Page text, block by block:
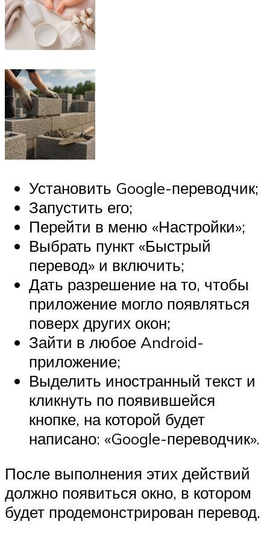
Установить Google-переводчик;
Запустить его;
Перейти в меню «Настройки»;
Выбрать пункт «Быстрый
перевод» и включить;
Дать разрешение на то, чтобы
приложение могло появляться
поверх других окон;
Зайти в любое Android-
приложение;
Выделить иностранный текст и
кликнуть по появившейся
кнопке, на которой будет
написано: «Google-переводчик».
После выполнения этих действий
должно появиться окно, в котором
будет продемонстрирован перевод.